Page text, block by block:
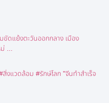
ขัดแย้งตะวันออกกลาง เมือง
...
งแวดล้อม #รักษ์โลก "จีนทำสำเร็จ